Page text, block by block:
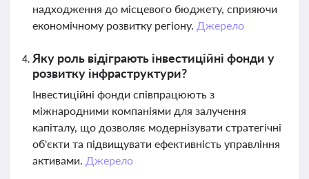
надходження до місцевого бюджету, сприяючи
економічному розвитку регіону. Джерело
Яку роль відіграють інвестиційні фонди у
розвитку інфраструктури?
Інвестиційні фонди співпрацюють з
міжнародними компаніями для залучення
капіталу, що дозволяє модернізувати стратегічні
об'єкти та підвищувати ефективність управління
активами. Джерело